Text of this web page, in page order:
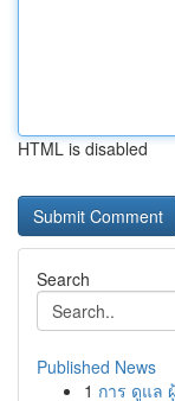
HTML is disabled
Search
Published News
1 การ ดูแล